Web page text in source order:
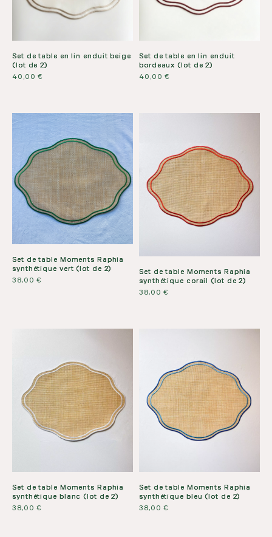
Set de table en lin enduit beige
(lot de 2)
40,00€
Set de table en lin enduit
bordeaux (lot de 2)
40,00€
Set de table Moments Raphia
synthétique vert (lot de 2)
38,00€
Set de table Moments Raphia
synthétique corail (lot de 2)
38,00€
Set de table Moments Raphia
synthétique blanc (lot de 2)
38,00€
Set de table Moments Raphia
synthétique bleu (lot de 2)
38,00€